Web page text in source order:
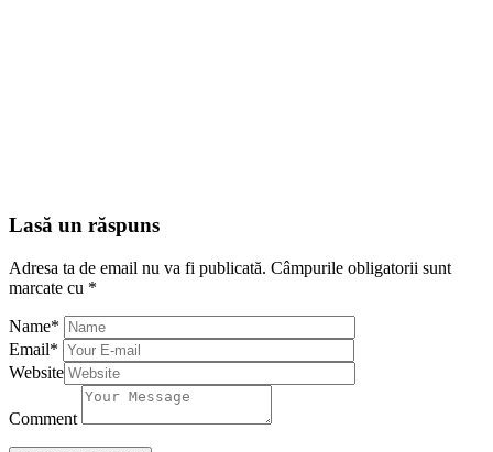
Lasă un răspuns
Adresa ta de email nu va fi publicată. Câmpurile obligatorii sunt
marcate cu *
Name*
Email*
Website
Comment